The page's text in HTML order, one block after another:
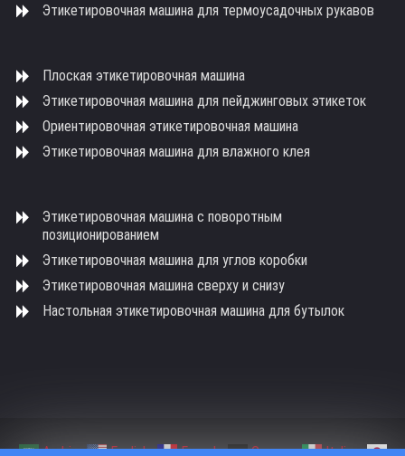
Этикетировочная машина для термоусадочных рукавов
Плоская этикетировочная машина
Этикетировочная машина для пейджинговых этикеток
Ориентировочная этикетировочная машина
Этикетировочная машина для влажного клея
Этикетировочная машина с поворотным
позиционированием
Этикетировочная машина для углов коробки
Этикетировочная машина сверху и снизу
Настольная этикетировочная машина для бутылок
Arabic English French German Italian